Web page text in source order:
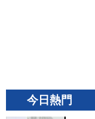
今日熱門